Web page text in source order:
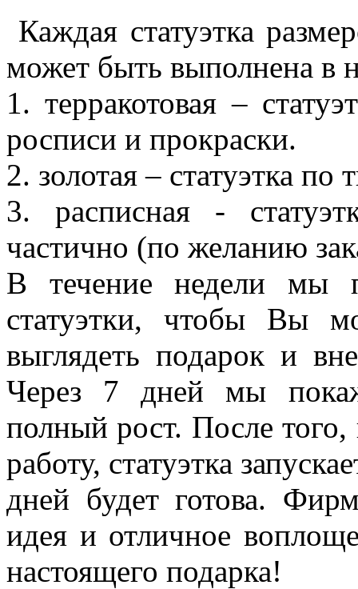
Каждая статуэтка
может быть выполнена в
1. терракотовая –
росписи и прокраски.
2. золотая – статуэтка
3. расписная -
частично (по желанию
В течение недели мы
статуэтки, чтобы Вы
выглядеть подарок и
Через 7 дней мы
полный рост. После
работу, статуэтка
дней будет готова.
идея и отличное
настоящего подарка!